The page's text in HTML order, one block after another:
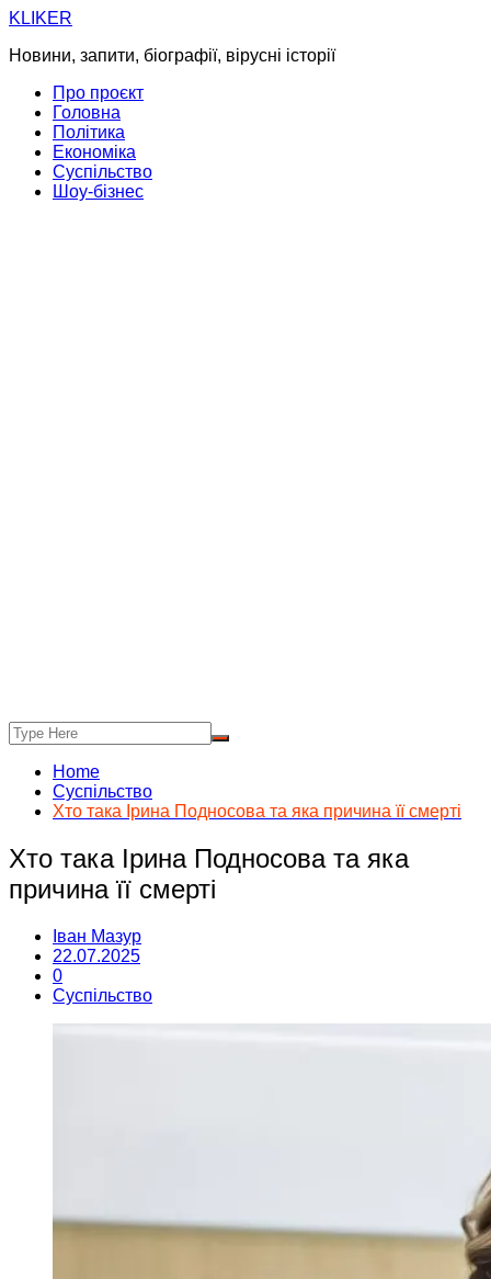
Skip
content
KLIKER
Новини, запити, біографії, вірусні історії
Про проєкт
Головна
Політика
Економіка
Суспільство
Шоу-бізнес
Home
Суспільство
Хто така Ірина Подносова та яка причина її смерті
Хто така Ірина Подносова та яка
причина її смерті
Іван Мазур
22.07.2025
0
Суспільство